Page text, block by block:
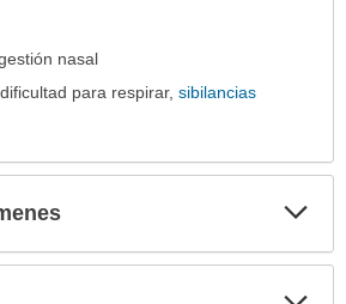
nasal
para respirar,sibilancias